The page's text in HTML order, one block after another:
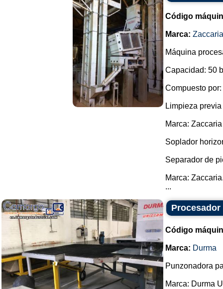
Código
Marca: Zaccaria
Máquina
Capacidad: 50
Compuesto por:
Limpieza
Marca: Zaccaria
Soplador
Separador de
Marca:
...
Procesador
Código
Marca: Durma
Punzonadora
Marca: Durma